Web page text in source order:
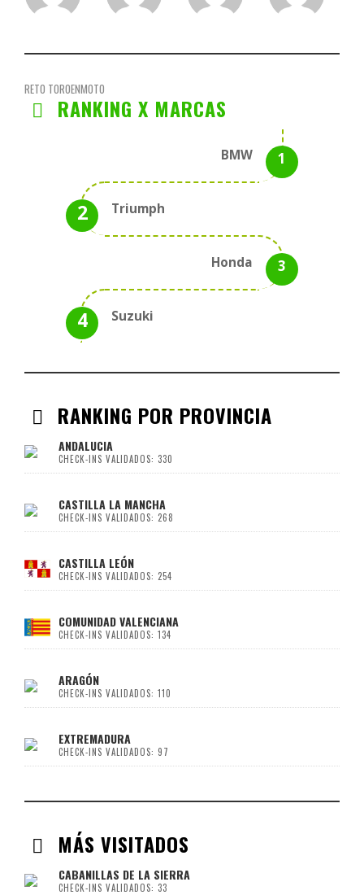
RETO TOROENMOTO
RANKING X MARCAS
BMW
Triumph
Honda
Suzuki
RANKING POR PROVINCIA
ANDALUCIA
CHECK-INS VALIDADOS: 330
CASTILLA LA MANCHA
CHECK-INS VALIDADOS: 268
CASTILLA LEÓN
CHECK-INS VALIDADOS: 254
COMUNIDAD VALENCIANA
CHECK-INS VALIDADOS: 134
ARAGÓN
CHECK-INS VALIDADOS: 110
EXTREMADURA
CHECK-INS VALIDADOS: 97
MÁS VISITADOS
CABANILLAS DE LA SIERRA
CHECK-INS VALIDADOS: 33